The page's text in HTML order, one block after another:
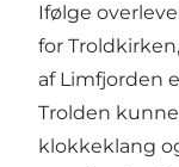
Ifølge
for
af Limfjorden
Trolden
klokkeklang